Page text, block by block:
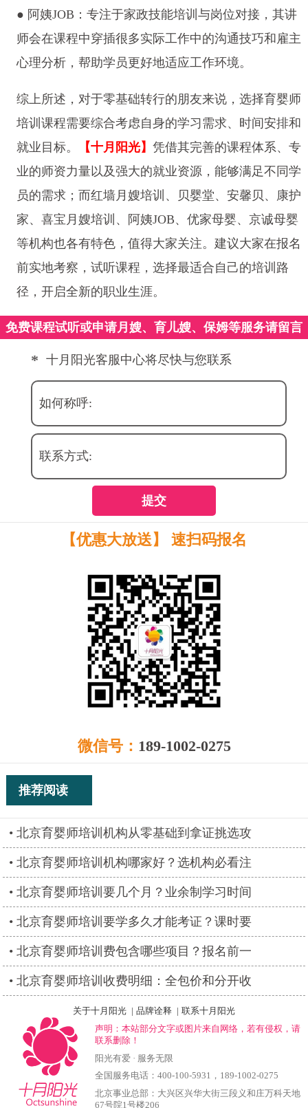
● 阿姨JOB：专注于家政技能培训与岗位对接，其讲
师会在课程中穿插很多实际工作中的沟通技巧和雇主
心理分析，帮助学员更好地适应工作环境。
综上所述，对于零基础转行的朋友来说，选择育婴师
培训课程需要综合考虑自身的学习需求、时间安排和
就业目标。
【十月阳光】 凭借其完善的课程体系、专
业的师资力量以及强大的就业资源，能够满足不同学
员的需求；而红墙月嫂培训、贝婴堂、安馨贝、康护
家、喜宝月嫂培训、阿姨JOB、优家母婴、京诚母婴
等机构也各有特色，值得大家关注。建议大家在报名
前实地考察，试听课程，选择最适合自己的培训路
径，开启全新的职业生涯。
免费课程试听或申请月嫂、育儿嫂、保姆等服务请留言
* 十月阳光客服中心将尽快与您联系
如何称呼:
联系方式:
提交
【优惠大放送】 速扫码报名
微信号： 189-1002-0275
推荐阅读
北京育婴师培训机构从零基础到拿证挑选攻
北京育婴师培训机构哪家好？选机构必看注
北京育婴师培训要几个月？业余制学习时间
北京育婴师培训要学多久才能考证？课时要
北京育婴师培训费包含哪些项目？报名前一
北京育婴师培训收费明细：全包价和分开收
关于十月阳光 | 品牌诠释 | 联系十月阳光
声明：本站部分文字或图片来自网络，若有侵权，请
联系删除！
阳光有爱 · 服务无限
全国服务电话： 400-100-5931 ， 189-1002-0275
北京事业总部：大兴区兴华大街三段义和庄万科天地
67号院1号楼206